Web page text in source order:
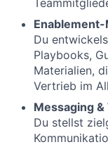
Du
Playbooks,
Materialien,
Vertrieb im
Messaging
Du stellst